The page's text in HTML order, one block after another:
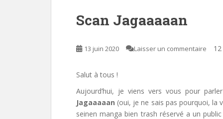
Scan Jagaaaaan
13 juin 2020 Laisser un commentaire
Salut à tous !
Aujourd’hui, je viens vers vous pour
Jagaaaaan (oui, je ne sais pas pourquoi, la
seinen manga bien trash réservé a un